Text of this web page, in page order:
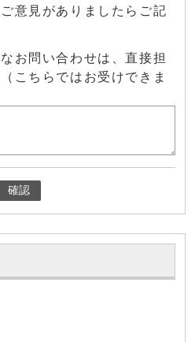
意見がありましたらご記
お問い合わせは、直接担
こちらではお受けできま
確認